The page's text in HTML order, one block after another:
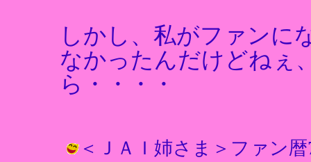
しかし、私がファンに
なかったんだけどねぇ
ら・・・・
＜ＪＡＩ姉さま＞ファン